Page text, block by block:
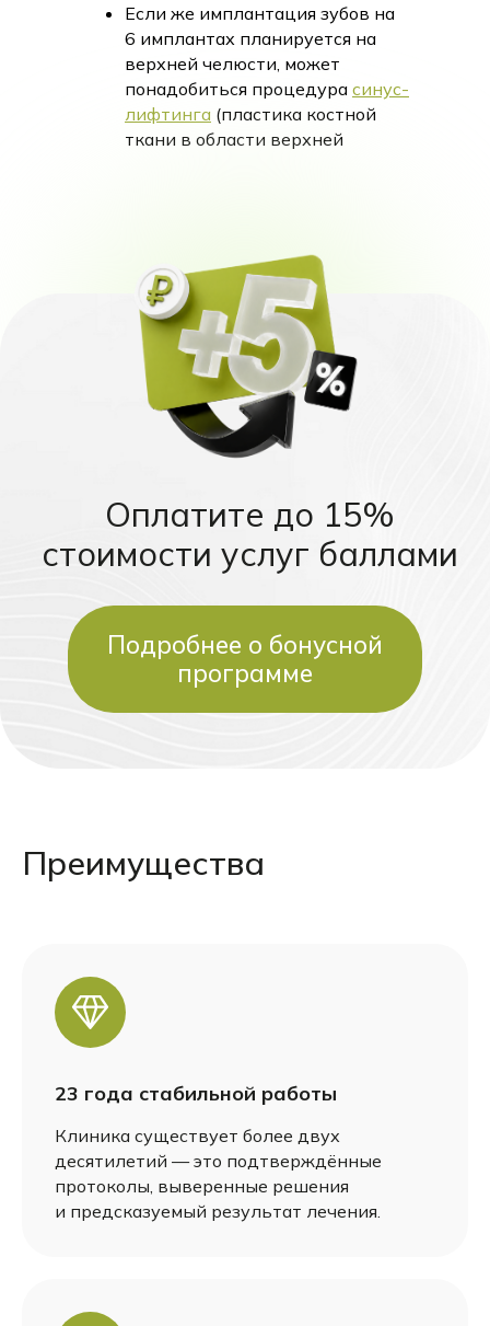
Если же имплантация зубов на
6 имплантах планируется на
верхней челюсти, может
понадобиться процедура синус-
лифтинга (пластика костной
ткани в области верхней
Преимущества
23 года стабильной работы
Клиника существует более двух
десятилетий — это подтверждённые
протоколы, выверенные решения
и предсказуемый результат лечения.